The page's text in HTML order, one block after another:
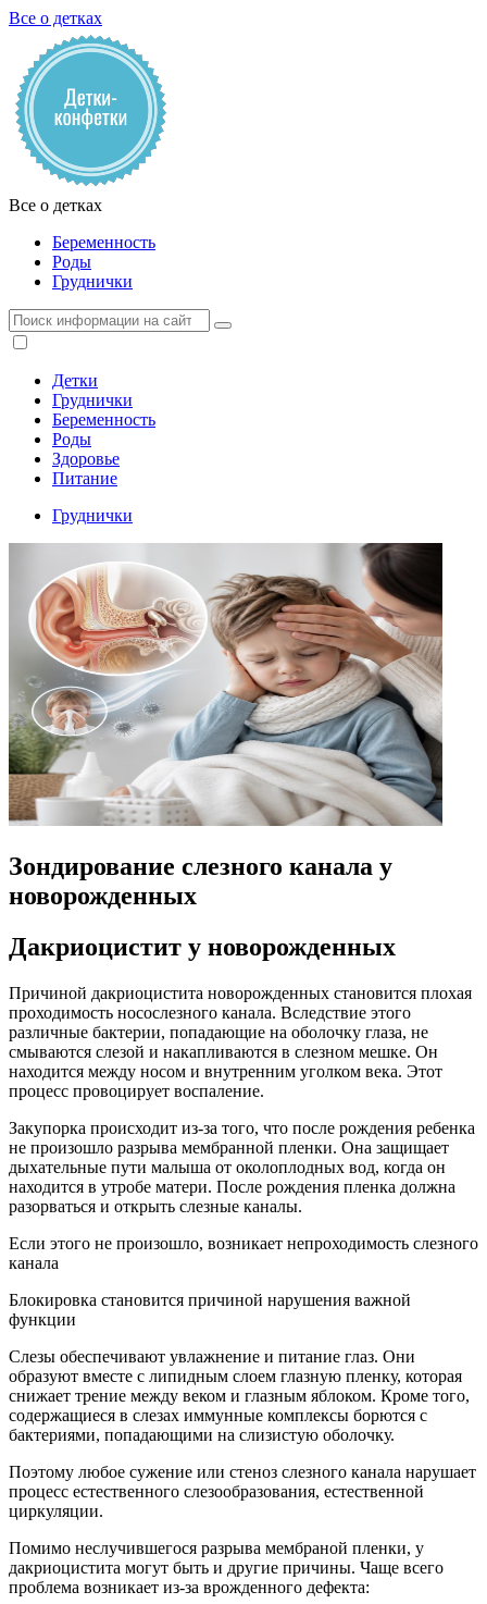
Все о детках
Все о детках
Беременность
Роды
Груднички
Детки
Груднички
Беременность
Роды
Здоровье
Питание
Груднички
Зондирование слезного канала у
новорожденных
Дакриоцистит у новорожденных
Причиной дакриоцистита новорожденных становится плохая
проходимость носослезного канала. Вследствие этого
различные бактерии, попадающие на оболочку глаза, не
смываются слезой и накапливаются в слезном мешке. Он
находится между носом и внутренним уголком века. Этот
процесс провоцирует воспаление.
Закупорка происходит из-за того, что после рождения ребенка
не произошло разрыва мембранной пленки. Она защищает
дыхательные пути малыша от околоплодных вод, когда он
находится в утробе матери. После рождения пленка должна
разорваться и открыть слезные каналы.
Если этого не произошло, возникает непроходимость слезного
канала
Блокировка становится причиной нарушения важной
функции
Слезы обеспечивают увлажнение и питание глаз. Они
образуют вместе с липидным слоем глазную пленку, которая
снижает трение между веком и глазным яблоком. Кроме того,
содержащиеся в слезах иммунные комплексы борются с
бактериями, попадающими на слизистую оболочку.
Поэтому любое сужение или стеноз слезного канала нарушает
процесс естественного слезообразования, естественной
циркуляции.
Помимо неслучившегося разрыва мембраной пленки, у
дакриоцистита могут быть и другие причины. Чаще всего
проблема возникает из-за врожденного дефекта: